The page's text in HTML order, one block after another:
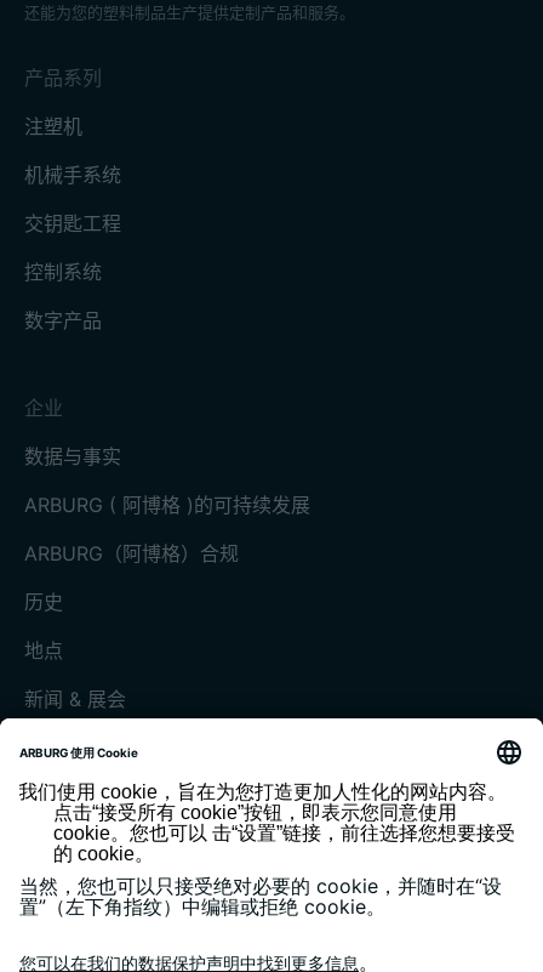
还能为您的塑料制品生产提供定制产品和服务。
产品系列
注塑机
机械手系统
交钥匙工程
控制系统
数字产品
企业
数据与事实
ARBURG ( 阿博格 )的可持续发展
ARBURG（阿博格）合规
历史
地点
新闻 & 展会
展会和活动
媒体中心
客户杂志《today》